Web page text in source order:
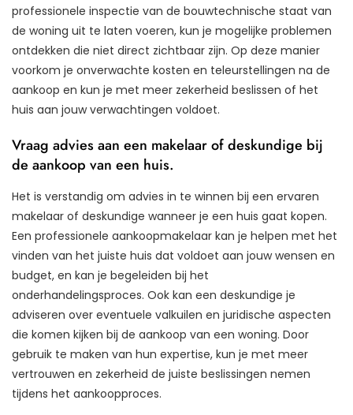
professionele inspectie van de bouwtechnische staat van
de woning uit te laten voeren, kun je mogelijke problemen
ontdekken die niet direct zichtbaar zijn. Op deze manier
voorkom je onverwachte kosten en teleurstellingen na de
aankoop en kun je met meer zekerheid beslissen of het
huis aan jouw verwachtingen voldoet.
Vraag advies aan een makelaar of deskundige bij
de aankoop van een huis.
Het is verstandig om advies in te winnen bij een ervaren
makelaar of deskundige wanneer je een huis gaat kopen.
Een professionele aankoopmakelaar kan je helpen met het
vinden van het juiste huis dat voldoet aan jouw wensen en
budget, en kan je begeleiden bij het
onderhandelingsproces. Ook kan een deskundige je
adviseren over eventuele valkuilen en juridische aspecten
die komen kijken bij de aankoop van een woning. Door
gebruik te maken van hun expertise, kun je met meer
vertrouwen en zekerheid de juiste beslissingen nemen
tijdens het aankoopproces.